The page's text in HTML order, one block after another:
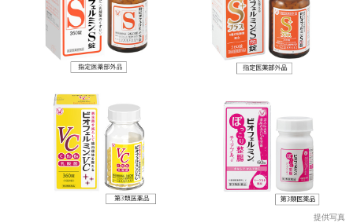
提供写真